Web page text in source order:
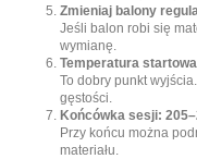
Zmieniaj balony
Jeśli balon robi się
wymianę.
Temperatura
To dobry punkt
gęstości.
Końcówka sesji:
Przy końcu można
materiału.